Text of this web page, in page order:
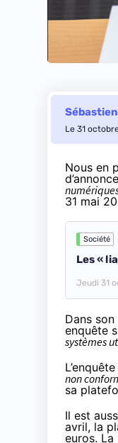
Le 31
Nous en
31 mai
Société
Les «
Jeudi 31
Dans
enquête
systèmes
non
sa
Il est
avril, la
euros. La